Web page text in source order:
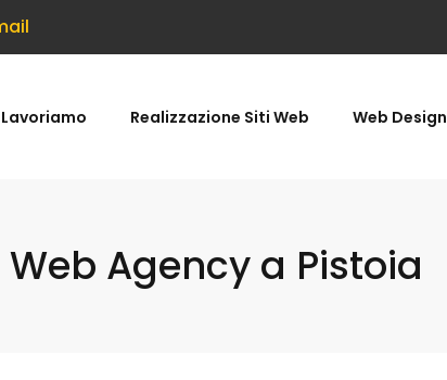
Realizzazione Siti Web Web Design
Agency a Pistoia